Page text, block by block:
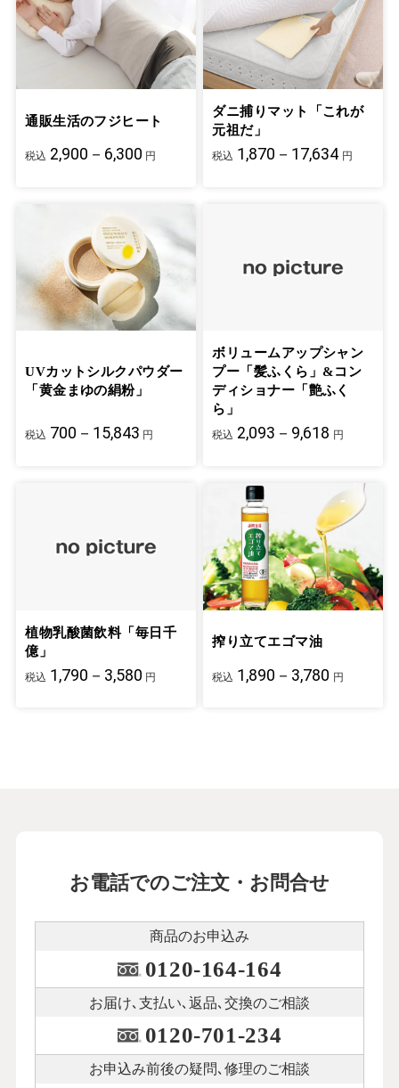
通販生活のフジヒート
税込 2,900－6,300 円
ダニ捕りマット「これが
元祖だ」
税込 1,870－17,634 円
UVカットシルクパウダー
「黄金まゆの絹粉」
税込 700－15,843 円
ボリュームアップシャン
プー「髪ふくら」&コン
ディショナー「艶ふく
ら」
税込 2,093－9,618 円
植物乳酸菌飲料「毎日千
億」
税込 1,790－3,580 円
搾り立てエゴマ油
税込 1,890－3,780 円
お電話でのご注文・お問合せ
商品のお申込み
0120-164-164
お届け､支払い､ 返品､交換のご相談
0120-701-234
お申込み前後の疑問､修理のご相談